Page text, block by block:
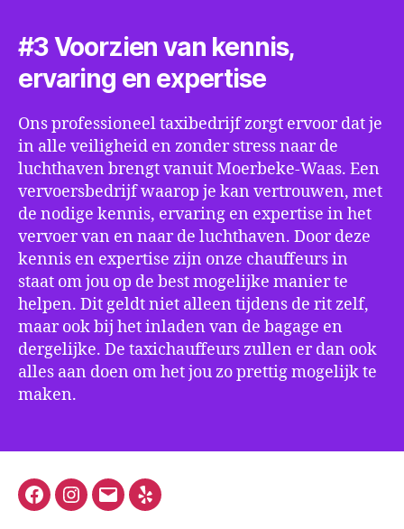
#3 Voorzien van kennis,
ervaring en expertise
Ons professioneel taxibedrijf zorgt ervoor dat je
in alle veiligheid en zonder stress naar de
luchthaven brengt vanuit Moerbeke-Waas. Een
vervoersbedrijf waarop je kan vertrouwen, met
de nodige kennis, ervaring en expertise in het
vervoer van en naar de luchthaven. Door deze
kennis en expertise zijn onze chauffeurs in
staat om jou op de best mogelijke manier te
helpen. Dit geldt niet alleen tijdens de rit zelf,
maar ook bij het inladen van de bagage en
dergelijke. De taxichauffeurs zullen er dan ook
alles aan doen om het jou zo prettig mogelijk te
maken.
FacebookInstagram
E-
Yelp